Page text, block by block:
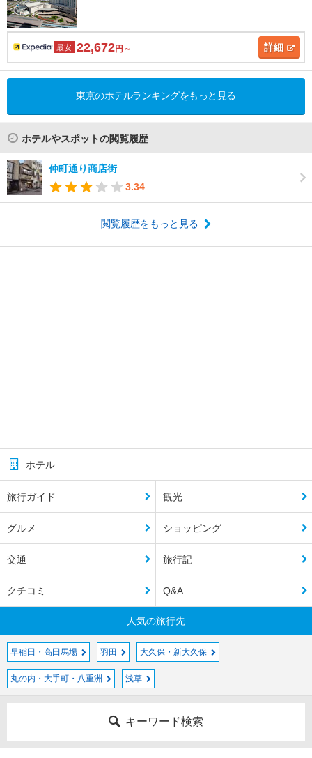
最安 22,672円～ 詳細
東京のホテルランキングをもっと見る
ホテルやスポットの閲覧履歴
仲町通り商店街
3.34
閲覧履歴をもっと見る
ホテル
旅行ガイド 観光
グルメ ショッピング
交通 旅行記
クチコミ Q&A
人気の旅行先
早稲田・高田馬場 羽田 大久保・新大久保
丸の内・大手町・八重洲 浅草
キーワード検索